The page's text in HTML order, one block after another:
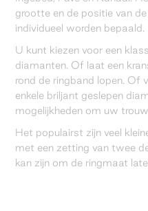
grootte en de positie van
individueel worden bepaald.
U kunt kiezen voor een
diamanten. Of laat een
rond de ringband lopen. Of
enkele briljant geslepen
mogelijkheden om uw
Het populairst zijn veel
met een zetting van twee
kan zijn om de ringmaat